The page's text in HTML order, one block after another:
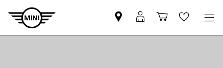
Pesquisar
parceiro
Iniciar
sessão
Carrinho
de
Wishlist